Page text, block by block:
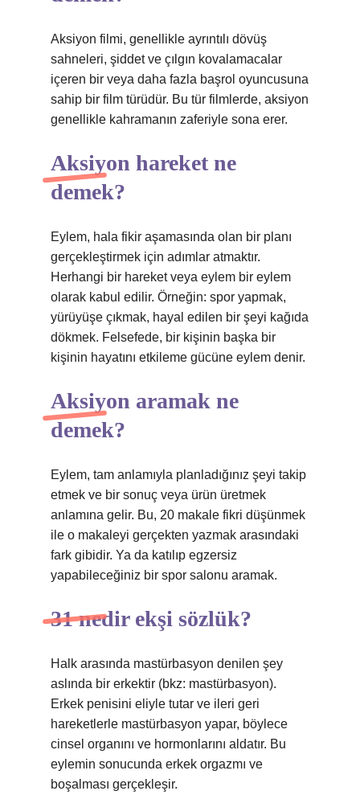
Aksiyon filmi, genellikle ayrıntılı dövüş
sahneleri, şiddet ve çılgın kovalamacalar
içeren bir veya daha fazla başrol oyuncusuna
sahip bir film türüdür. Bu tür filmlerde, aksiyon
genellikle kahramanın zaferiyle sona erer.
Aksiyon hareket ne
demek?
Eylem, hala fikir aşamasında olan bir planı
gerçekleştirmek için adımlar atmaktır.
Herhangi bir hareket veya eylem bir eylem
olarak kabul edilir. Örneğin: spor yapmak,
yürüyüşe çıkmak, hayal edilen bir şeyi kağıda
dökmek. Felsefede, bir kişinin başka bir
kişinin hayatını etkileme gücüne eylem denir.
Aksiyon aramak ne
demek?
Eylem, tam anlamıyla planladığınız şeyi takip
etmek ve bir sonuç veya ürün üretmek
anlamına gelir. Bu, 20 makale fikri düşünmek
ile o makaleyi gerçekten yazmak arasındaki
fark gibidir. Ya da katılıp egzersiz
yapabileceğiniz bir spor salonu aramak.
31 nedir ekşi sözlük?
Halk arasında mastürbasyon denilen şey
aslında bir erkektir (bkz: mastürbasyon).
Erkek penisini eliyle tutar ve ileri geri
hareketlerle mastürbasyon yapar, böylece
cinsel organını ve hormonlarını aldatır. Bu
eylemin sonucunda erkek orgazmı ve
boşalması gerçekleşir.